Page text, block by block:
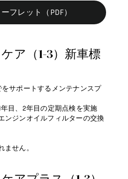
フレット（PDF）
ア（1-3）新車標
サポートするメンテナンスプ
目、2年目の定期点検を実施
ンジンオイルフィルターの交換
せん。